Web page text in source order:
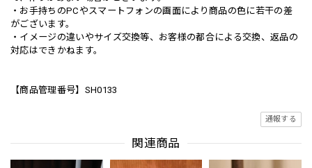
・お手持ちのPCやスマートフォンの画面により商品の色に若干の差
がございます。
・イメージの違いやサイズ交換等、お客様の都合による交換、返品の
対応はできかねます。
【商品管理番号】SH0133
通報する
関連商品